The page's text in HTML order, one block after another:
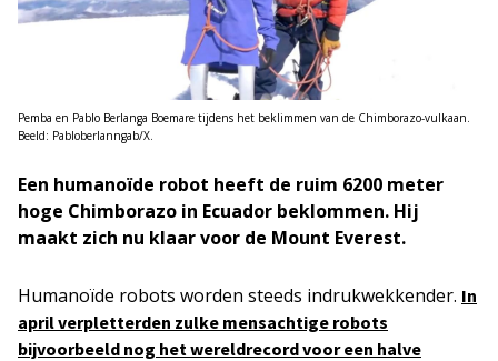
Pemba en Pablo Berlanga Boemare tijdens het beklimmen van de Chimborazo-vulkaan.
Beeld: Pabloberlanngab/X.
Een humanoïde robot heeft de ruim 6200 meter
hoge Chimborazo in Ecuador beklommen. Hij
maakt zich nu klaar voor de Mount Everest.
Humanoïde robots worden steeds indrukwekkender. In
april verpletterden zulke mensachtige robots
bijvoorbeeld nog het wereldrecord voor een halve